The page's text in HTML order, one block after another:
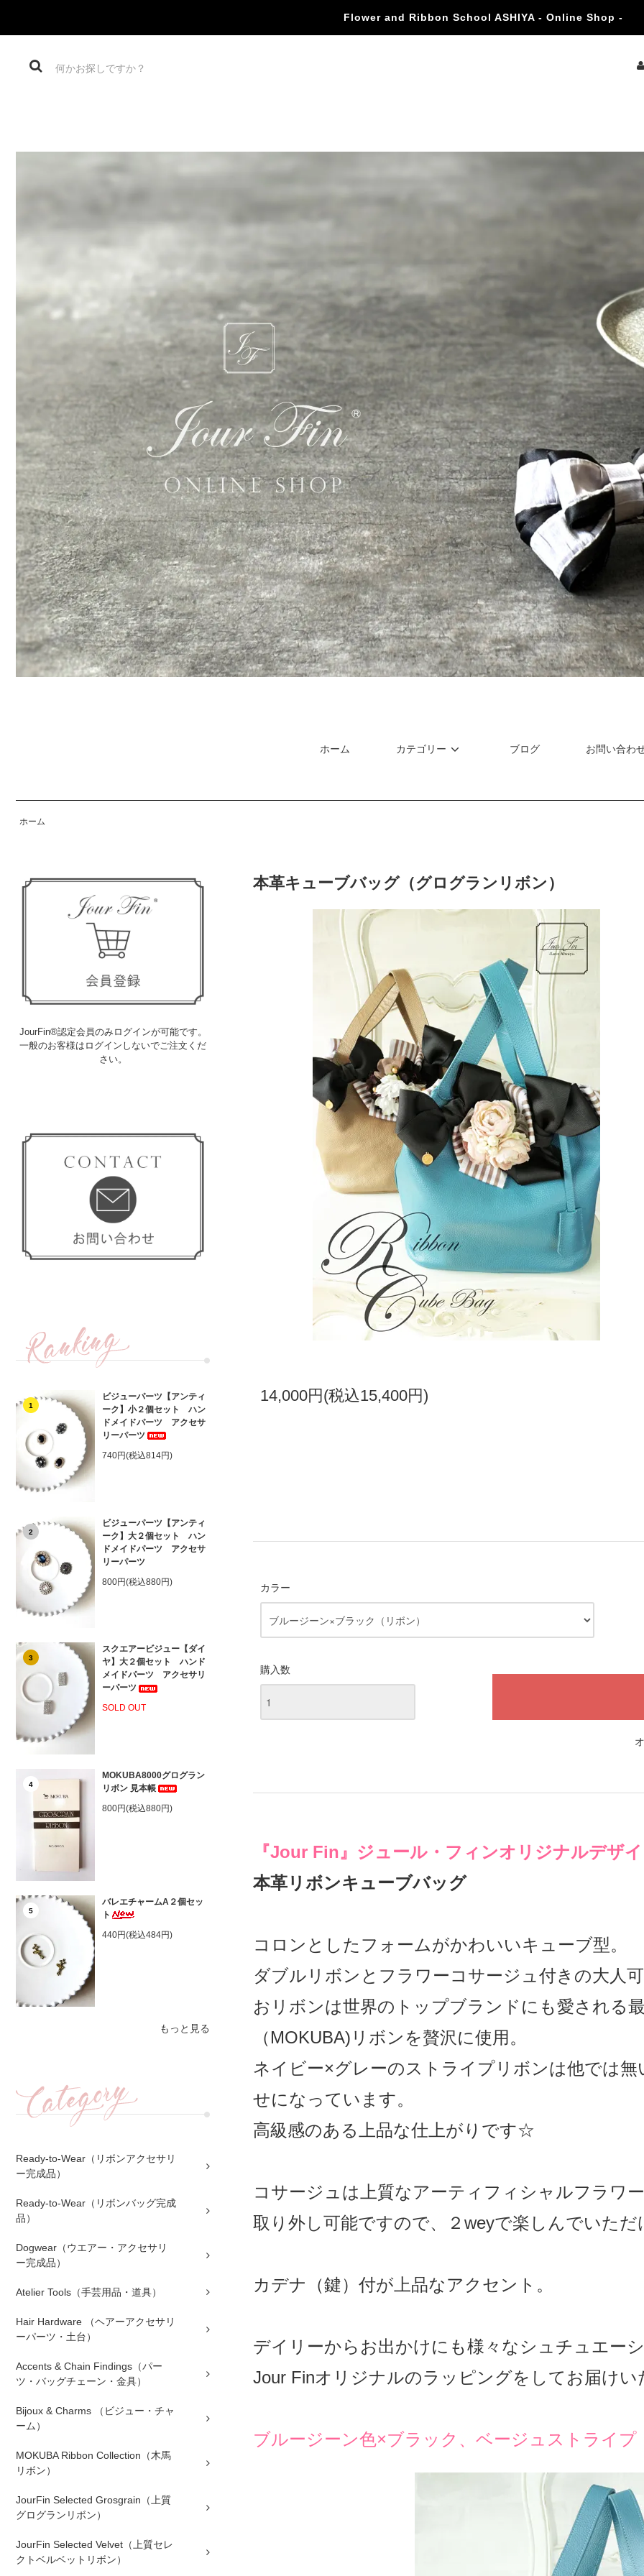
Flower and Ribbon School ASHIYA - Online Shop -
ホーム カテゴリー ブログ お問い合わ
ホーム
JourFin®認定会員のみログインが可能です。
一般のお客様はログインしないでご注文くだ
さい。
1
ビジューパーツ【アンティ
ーク】小２個セット ハン
ドメイドパーツ アクセサ
リーパーツ
740円(税込814円)
2
ビジューパーツ【アンティ
ーク】大２個セット ハン
ドメイドパーツ アクセサ
リーパーツ
800円(税込880円)
3
スクエアービジュー【ダイ
ヤ】大２個セット ハンド
メイドパーツ アクセサリ
ーパーツ
SOLD OUT
4
MOKUBA8000グログラン
リボン 見本帳
800円(税込880円)
5
バレエチャームA２個セッ
ト
440円(税込484円)
もっと見る
Ready-to-Wear（リボンアクセサリ
ー完成品）
Ready-to-Wear（リボンバッグ完成
品）
Dogwear（ウエアー・アクセサリ
ー完成品）
Atelier Tools（手芸用品・道具）
Hair Hardware （ヘアーアクセサリ
ーパーツ・土台）
Accents & Chain Findings（パー
ツ・バッグチェーン・金具）
Bijoux & Charms （ビジュー・チャ
ーム）
MOKUBA Ribbon Collection（木馬
リボン）
JourFin Selected Grosgrain（上質
グログランリボン）
JourFin Selected Velvet（上質セレ
クトベルベットリボン）
本革キューブバッグ（グログランリボン）
14,000円(税込15,400円)
カラー
購入数
『Jour Fin』ジュール・フィンオリジナルデザ
本革リボンキューブバッグ
コロンとしたフォームがかわいいキューブ型。
ダブルリボンとフラワーコサージュ付きの大人
おリボンは世界のトップブランドにも愛される
（MOKUBA)リボンを贅沢に使用。
ネイビー×グレーのストライプリボンは他では
せになっています。
高級感のある上品な仕上がりです☆
コサージュは上質なアーティフィシャルフラワ
取り外し可能ですので、２weyで楽しんでいただ
カデナ（鍵）付が上品なアクセント。
デイリーからお出かけにも様々なシュチュエー
Jour Finオリジナルのラッピングをしてお届けい
ブルージーン色×ブラック、ベージュストライプ